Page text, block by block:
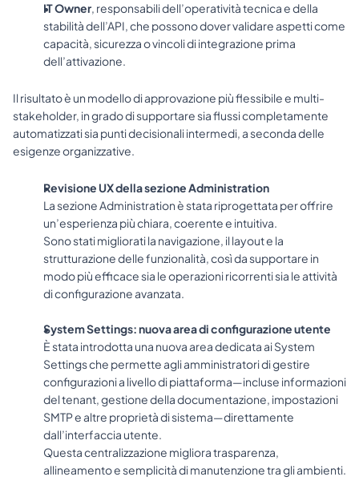
IT Owner, responsabili dell’operatività tecnica e della
stabilità dell’API, che possono dover validare aspetti come
capacità, sicurezza o vincoli di integrazione prima
dell’attivazione.
Il risultato è un modello di approvazione più flessibile e multi-
stakeholder, in grado di supportare sia flussi completamente
automatizzati sia punti decisionali intermedi, a seconda delle
esigenze organizzative.
Revisione UX della sezione Administration
La sezione Administration è stata riprogettata per offrire
un’esperienza più chiara, coerente e intuitiva.
Sono stati migliorati la navigazione, il layout e la
strutturazione delle funzionalità, così da supportare in
modo più efficace sia le operazioni ricorrenti sia le attività
di configurazione avanzata.
System Settings: nuova area di configurazione utente
È stata introdotta una nuova area dedicata ai System
Settings che permette agli amministratori di gestire
configurazioni a livello di piattaforma—incluse informazioni
del tenant, gestione della documentazione, impostazioni
SMTP e altre proprietà di sistema—direttamente
dall’interfaccia utente.
Questa centralizzazione migliora trasparenza,
allineamento e semplicità di manutenzione tra gli ambienti.